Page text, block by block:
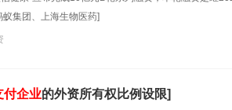
集团、上海生物医药]
付企业的外资所有权比例设限]